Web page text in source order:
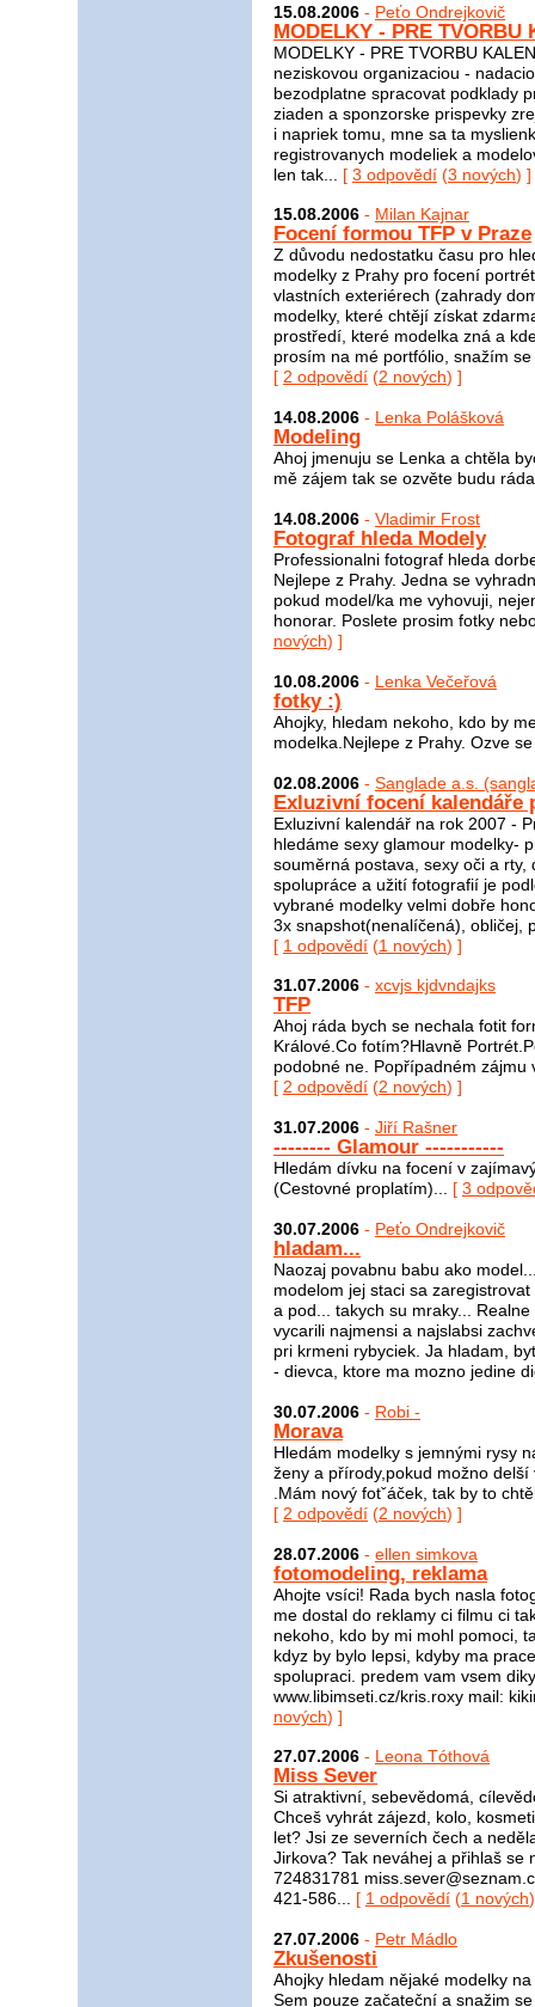
15.08.2006 - Peťo Ondrejkovič
MODELKY - PRE TVORBU
MODELKY - PRE TVORBU
neziskovou organizaciou -
bezodplatne spracovat podklady
ziaden a sponzorske prispevky
i napriek tomu, mne sa ta
registrovanych modeliek a
len tak... [ 3 odpovědí (3 nových) ]
15.08.2006 - Milan Kajnar
Focení formou TFP v Praze
Z důvodu nedostatku času pro
modelky z Prahy pro focení
vlastních exteriérech (zahrady
modelky, které chtějí získat
prostředí, které modelka zná a
prosím na mé portfólio, snažím
[ 2 odpovědí (2 nových) ]
14.08.2006 - Lenka Polášková
Modeling
Ahoj jmenuju se Lenka a chtěla
mě zájem tak se ozvěte budu
14.08.2006 - Vladimir Frost
Fotograf hleda Modely
Professionalni fotograf hleda
Nejlepe z Prahy. Jedna se
pokud model/ka me vyhovuji,
honorar. Poslete prosim fotky
nových) ]
10.08.2006 - Lenka Večeřová
fotky :)
Ahojky, hledam nekoho, kdo by
modelka.Nejlepe z Prahy. Ozve
02.08.2006 - Sanglade a.s.
Exluzivní focení kalendáře
Exluzivní kalendář na rok 2007 -
hledáme sexy glamour modelky-
souměrná postava, sexy oči a
spolupráce a užití fotografií je
vybrané modelky velmi dobře
3x snapshot(nenalíčená), obličej,
[ 1 odpovědí (1 nových) ]
31.07.2006 - xcvjs kjdvndajks
TFP
Ahoj ráda bych se nechala fotit
Králové.Co fotím?Hlavně
podobné ne. Popřípadném
[ 2 odpovědí (2 nových) ]
31.07.2006 - Jiří Rašner
-------- Glamour -----------
Hledám dívku na focení v
(Cestovné proplatím)... [ 3
30.07.2006 - Peťo Ondrejkovič
hladam...
Naozaj povabnu babu ako
modelom jej staci sa
a pod... takych su mraky...
vycarili najmensi a najslabsi
pri krmeni rybyciek. Ja hladam,
- dievca, ktore ma mozno jedine
30.07.2006 - Robi -
Morava
Hledám modelky s jemnými rysy
ženy a přírody,pokud možno
.Mám nový fotˇáček, tak by to
[ 2 odpovědí (2 nových) ]
28.07.2006 - ellen simkova
fotomodeling, reklama
Ahojte vsíci! Rada bych nasla
me dostal do reklamy ci filmu ci
nekoho, kdo by mi mohl pomoci,
kdyz by bylo lepsi, kdyby ma
spolupraci. predem vam vsem
www.libimseti.cz/kris.roxy mail:
nových) ]
27.07.2006 - Leona Tóthová
Miss Sever
Si atraktivní, sebevědomá,
Chceš vyhrát zájezd, kolo,
let? Jsi ze severních čech a
Jirkova? Tak neváhej a přihlaš
724831781
421-586... [ 1 odpovědí (1 nových
27.07.2006 - Petr Mádlo
Zkušenosti
Ahojky hledam nějaké modelky
Sem pouze začateční a snažim